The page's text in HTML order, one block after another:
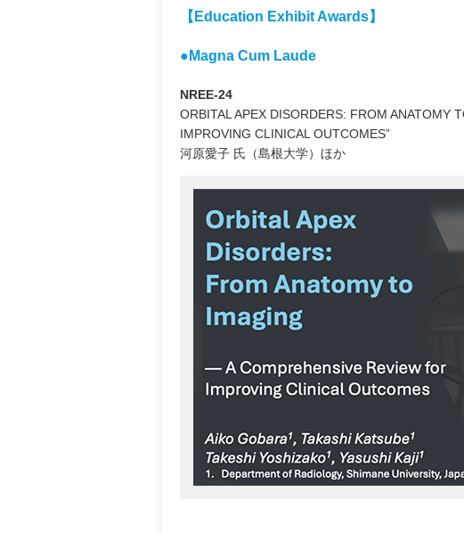
【Education Exhibit Awards】
●Magna Cum Laude
NREE-24
ORBITAL APEX DISORDERS: FROM ANATOMY
IMPROVING CLINICAL OUTCOMES”
河原愛子 氏（島根大学）ほか